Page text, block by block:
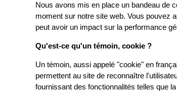
Nous avons mis en place un bandeau de
moment sur notre site web. Vous pouvez
peut avoir un impact sur la performance
Qu'est-ce qu'un témoin, cookie ?
Un témoin, aussi appelé "cookie" en
permettent au site de reconnaître
fournissant des fonctionnalités telles que